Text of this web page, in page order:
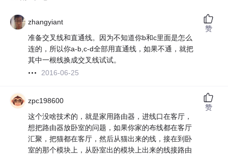
zhangyiant
准备交叉线和直通线。因为不知道你b和c里面是怎么
连的，所以你a-b,c-d全部用直通线，如果不通，就把
其中一根线换成交叉线试试。
2016-06-25
赞
zpc198600
这个没啥技术的，就是家用路由器，进线口在客厅，
想把路由器放卧室的问题，如果你家的布线都在客厅
汇聚，把猫都在客厅，然后从猫出来的线，接在到卧
室的那个模块上，从卧室出的模块上出来的线接路由
赞